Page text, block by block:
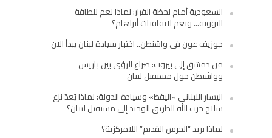
السعودية أمام لحظة القرار: لماذا نعم للطاقة
النووية… ونعم لاتفاقيات أبراهام؟
جوزيف عون في واشنطن.. اختبار سيادة لبنان يبدأ الآن
من دمشق إلى بيروت: صراع الرؤى بين باريس
وواشنطن حول مستقبل لبنان
اليسار اللبناني «اليقظ» وسيادة الدولة: لماذا يُعدّ نزع
سلاح حزب الله الطريق الوحيد إلى مستقبل لبنان؟
لماذا يريد “الحرس القديم” اللامركزية؟